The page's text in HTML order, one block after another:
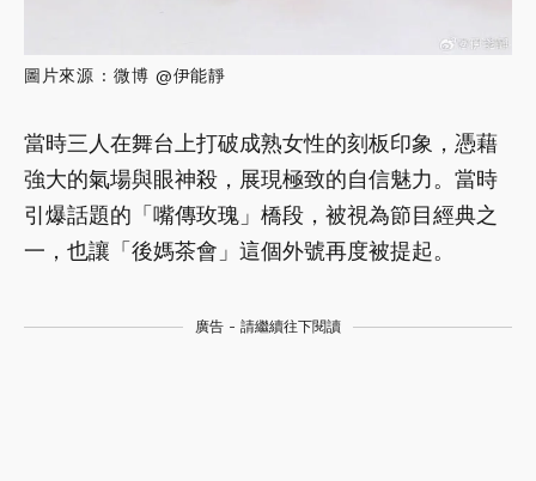
圖片來源 : 微博 @伊能靜
當時三人在舞台上打破成熟女性的刻板印象，憑藉
強大的氣場與眼神殺，展現極致的自信魅力。當時
引爆話題的「嘴傳玫瑰」橋段，被視為節目經典之
一，也讓「後媽茶會」這個外號再度被提起。
廣告 - 請繼續往下閱讀